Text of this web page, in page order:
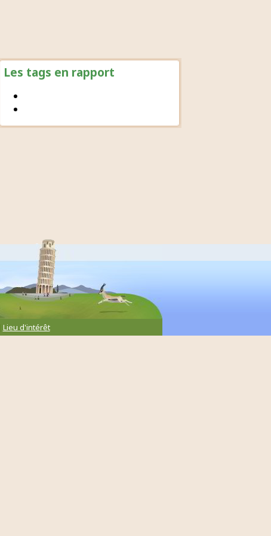
Les tags en rapport
Lieu d'intérêt